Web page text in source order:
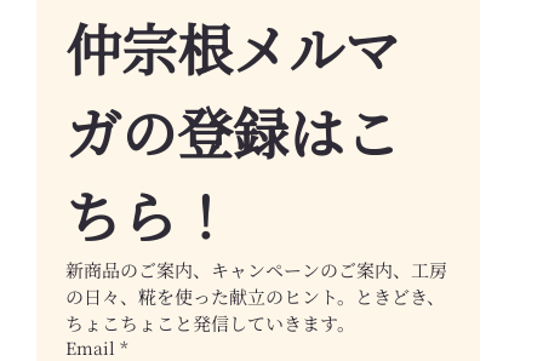
仲宗根メルマ
ガの登録はこ
ちら！
新商品のご案内、キャンペーンのご案内、工房
の日々、糀を使った献立のヒント。ときどき、
ちょこちょこと発信していきます。
Email *